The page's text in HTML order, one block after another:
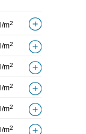
m2
m2
m2
m2
m2
m2